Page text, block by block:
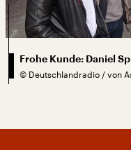
Frohe Kunde: Daniel
© Deutschlandradio / von